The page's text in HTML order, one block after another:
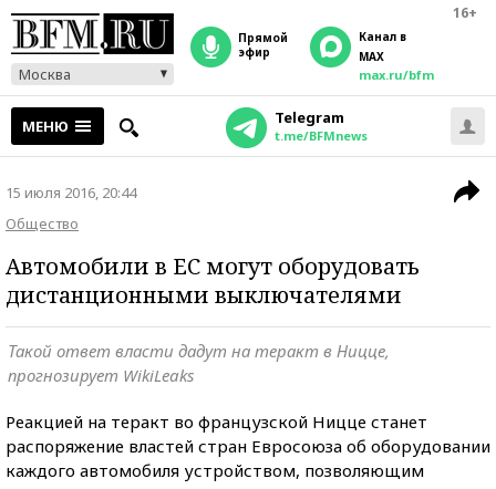
16+
Москва
прямой
эфир
Канал в
MAX
max.ru/bfm
МЕНЮ Telegram
t.me/BFMnews
15 июля 2016, 20:44
Общество
Автомобили в ЕС могут оборудовать
дистанционными выключателями
Такой ответ власти дадут на теракт в Ницце,
прогнозирует WikiLeaks
Реакцией на теракт во французской Ницце станет
распоряжение властей стран Евросоюза об оборудовании
каждого автомобиля устройством, позволяющим